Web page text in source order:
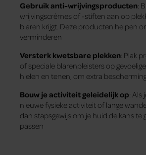
Gebruik anti-wrijvingsproducten:
wrijvingscrèmes of -stiften aan op
blaren krijgt. Deze producten helpen
verminderen​
Versterk kwetsbare plekken: Plak
of speciale blarenpleisters op
hielen en tenen, om extra
Bouw je activiteit geleidelijk op: Als
nieuwe fysieke activiteit of lange
dan stapsgewijs om je huid de kans te
passen​